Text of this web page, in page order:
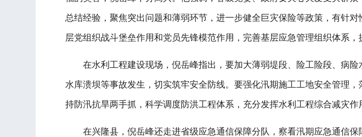
总结经验，聚焦突出问题和薄弱环节，进一步健全巨灾保险等政策，有针
层党组织战斗堡垒作用和党员先锋模范作用，完善基层应急管理组织体系，
在水利工程建设现场，倪岳峰指出，要加大薄弱堤段、险工险段、病险
水库溃坝等事故发生，切实筑牢安全防线。要强化汛期施工工地安全管理
持防汛抗旱两手抓，科学调度防洪工程体系，充分发挥水利工程综合减灾作
在兴隆县，倪岳峰还走进省级应急通信保障分队，察看汛期应急通信保